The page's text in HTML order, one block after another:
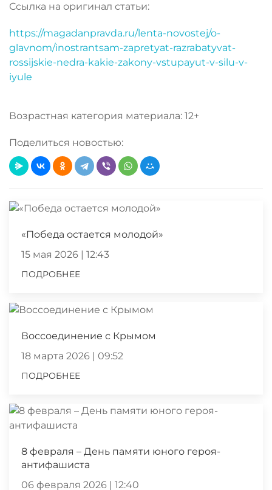
Ссылка на оригинал статьи:
https://magadanpravda.ru/lenta-novostej/o-
glavnom/inostrantsam-zapretyat-razrabatyvat-
rossijskie-nedra-kakie-zakony-vstupayut-v-silu-v-
iyule
Возрастная категория материала: 12+
Поделиться новостью:
«Победа остается молодой»
15 мая 2026 | 12:43
ПОДРОБНЕЕ
Воссоединение с Крымом
18 марта 2026 | 09:52
ПОДРОБНЕЕ
8 февраля – День памяти юного героя-
антифашиста
06 февраля 2026 | 12:40